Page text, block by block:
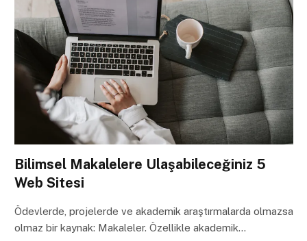
Bilimsel Makalelere Ulaşabileceğiniz 5
Web Sitesi
Ödevlerde, projelerde ve akademik araştırmalarda olmazsa
olmaz bir kaynak: Makaleler. Özellikle akademik…